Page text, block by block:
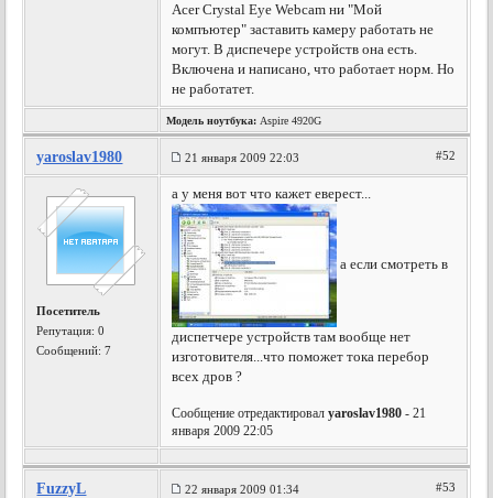
Acer Crystal Eye Webcam ни "Мой
компъютер" заставить камеру работать не
могут. В диспечере устройств она есть.
Включена и написано, что работает норм. Но
не работатет.
Модель ноутбука: Aspire 4920G
yaroslav1980 21 января 2009 22:03 #52
Посетитель
Репутация:0
Сообщений: 7
а у меня вот что кажет еверест...
а если смотреть в
диспетчере устройств там вообще нет
изготовителя...что поможет тока перебор
всех дров ?
Сообщение отредактировалyaroslav1980 - 21
января 2009 22:05
FuzzyL 22 января 2009 01:34 #53